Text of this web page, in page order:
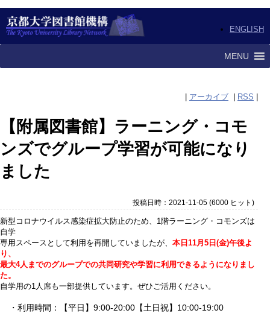
ENGLISH
MENU
アーカイブ RSS
【附属図書館】ラーニング・コモ
ンズでグループ学習が可能になり
ました
投稿日時：2021-11-05(6000 ヒット )
新型コロナウイルス感染症拡大防止のため、1階ラーニング・コモンズは
自学
専用スペースとして利用を再開していましたが、 本日11月5日(金)午後よ
り、
最大4人までのグループでの共同研究や学習に利用できるようになりまし
た。
自学用の1人席も一部提供しています。ぜひご活用ください。
・利用時間：【平日】9:00-20:00【土日祝】10:00-19:00